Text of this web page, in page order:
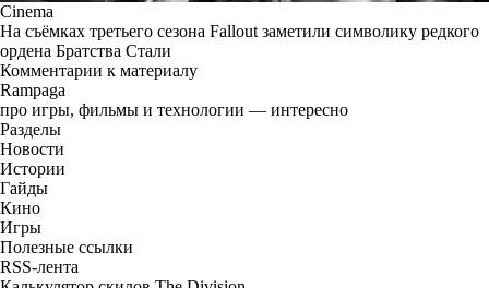
Cinema
На съёмках третьего сезона Fallout заметили символику редкого
ордена Братства Стали
Комментарии к материалу
Rampaga
про игры, фильмы и технологии — интересно
Разделы
Новости
Истории
Гайды
Кино
Игры
Полезные ссылки
RSS-лента